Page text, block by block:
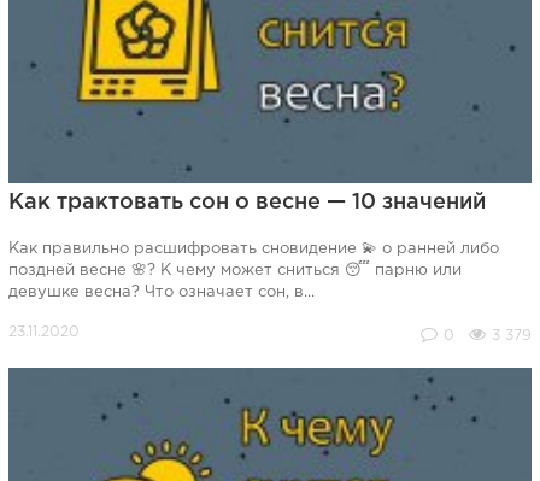
Как трактовать сон о весне — 10 значений
Как правильно расшифровать сновидение 💫 о ранней либо
поздней весне 🌸? К чему может сниться 😴 парню или
девушке весна? Что означает сон, в...
0 3 379